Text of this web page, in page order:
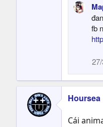
fb
Hoursea
Cái